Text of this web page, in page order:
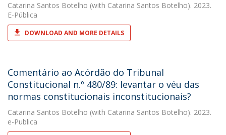
Catarina Santos Botelho (with Catarina Santos Botelho). 2023.
E-Pública
DOWNLOAD AND MORE DETAILS
Comentário ao Acórdão do Tribunal
Constitucional n.º 480/89: levantar o véu das
normas constitucionais inconstitucionais?
Catarina Santos Botelho (with Catarina Santos Botelho). 2023.
e-Publica